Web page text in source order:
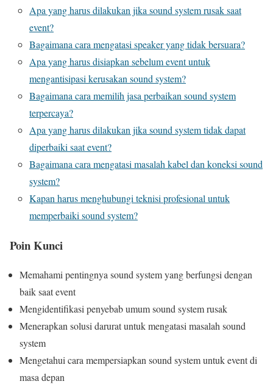
Apa yang harus dilakukan jika sound system rusak saat
event?
Bagaimana cara mengatasi speaker yang tidak bersuara?
Apa yang harus disiapkan sebelum event untuk
mengantisipasi kerusakan sound system?
Bagaimana cara memilih jasa perbaikan sound system
terpercaya?
Apa yang harus dilakukan jika sound system tidak dapat
diperbaiki saat event?
Bagaimana cara mengatasi masalah kabel dan koneksi sound
system?
Kapan harus menghubungi teknisi profesional untuk
memperbaiki sound system?
Poin Kunci
Memahami pentingnya sound system yang berfungsi dengan
baik saat event
Mengidentifikasi penyebab umum sound system rusak
Menerapkan solusi darurat untuk mengatasi masalah sound
system
Mengetahui cara mempersiapkan sound system untuk event di
masa depan